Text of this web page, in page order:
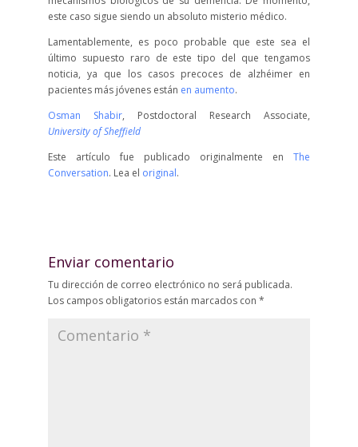
este caso sigue siendo un absoluto misterio médico.
Lamentablemente, es poco probable que este sea el
último supuesto raro de este tipo del que tengamos
noticia, ya que los casos precoces de alzhéimer en
pacientes más jóvenes están en aumento.
Osman Shabir, Postdoctoral Research Associate,
University of Sheffield
Este artículo fue publicado originalmente enThe
Conversation. Lea el original.
Enviar comentario
Tu dirección de correo electrónico no será publicada.
Los campos obligatorios están marcados con *